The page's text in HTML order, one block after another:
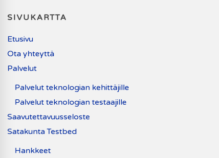
SIVUKARTTA
Etusivu
Ota yhteyttä
Palvelut
Palvelut teknologian kehittäjille
Palvelut teknologian testaajille
Saavutettavuusseloste
Satakunta Testbed
Hankkeet